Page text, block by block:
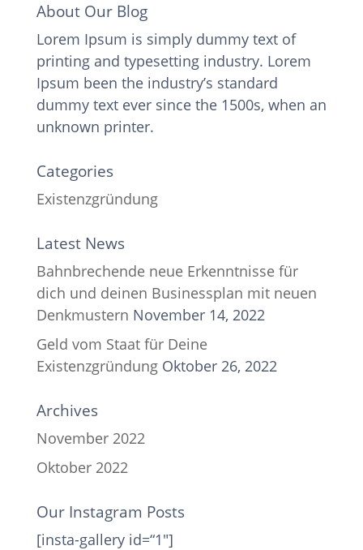
About Our Blog
Lorem Ipsum is simply dummy text of
printing and typesetting industry. Lorem
Ipsum been the industry’s standard
dummy text ever since the 1500s, when an
unknown printer.
Categories
Existenzgründung
Latest News
Bahnbrechende neue Erkenntnisse für
dich und deinen Businessplan mit neuen
Denkmustern November 14, 2022
Geld vom Staat für Deine
Existenzgründung Oktober 26, 2022
Archives
November 2022
Oktober 2022
Our Instagram Posts
[insta-gallery id=“1″]